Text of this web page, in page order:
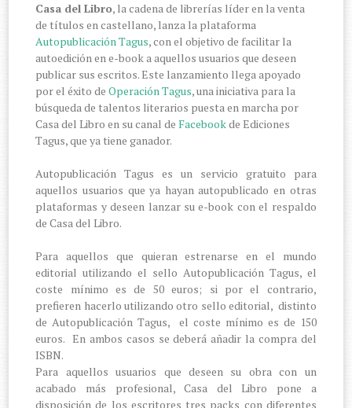
Casa del Libro, la cadena de librerías líder en la venta
de títulos en castellano, lanza la plataforma
Autopublicación Tagus, con el objetivo de facilitar la
autoedición en e-book a aquellos usuarios que deseen
publicar sus escritos. Este lanzamiento llega apoyado
por el éxito deOperación Tagus, una iniciativa para la
búsqueda de talentos literarios puesta en marcha por
Casa del Libro en su canal deFacebookde Ediciones
Tagus, que ya tiene ganador.
Autopublicación Tagus es un servicio gratuito para
aquellos usuarios que ya hayan autopublicado en otras
plataformas y deseen lanzar su e-book con el respaldo
de Casa del Libro.
Para aquellos que quieran estrenarse en el mundo
editorial utilizando el sello Autopublicación Tagus, el
coste mínimo es de 50 euros; si por el contrario,
prefieren hacerlo utilizando otro sello editorial, distinto
de Autopublicación Tagus, el coste mínimo es de 150
euros. En ambos casos se deberá añadir la compra del
ISBN.
Para aquellos usuarios que deseen su obra con un
acabado más profesional, Casa del Libro pone a
disposición de los escritores tres packs con diferentes